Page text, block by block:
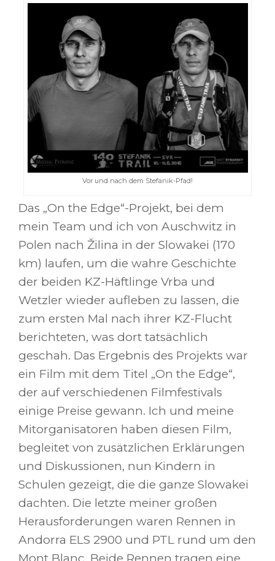
Vor und nach dem Stefanik-Pfad!
Das „On the Edge“-Projekt, bei dem
mein Team und ich von Auschwitz in
Polen nach Žilina in der Slowakei (170
km) laufen, um die wahre Geschichte
der beiden KZ-Häftlinge Vrba und
Wetzler wieder aufleben zu lassen, die
zum ersten Mal nach ihrer KZ-Flucht
berichteten, was dort tatsächlich
geschah. Das Ergebnis des Projekts war
ein Film mit dem Titel „On the Edge“,
der auf verschiedenen Filmfestivals
einige Preise gewann. Ich und meine
Mitorganisatoren haben diesen Film,
begleitet von zusätzlichen Erklärungen
und Diskussionen, nun Kindern in
Schulen gezeigt, die die ganze Slowakei
dachten. Die letzte meiner großen
Herausforderungen waren Rennen in
Andorra ELS 2900 und PTL rund um den
Mont Blanc. Beide Rennen tragen eine